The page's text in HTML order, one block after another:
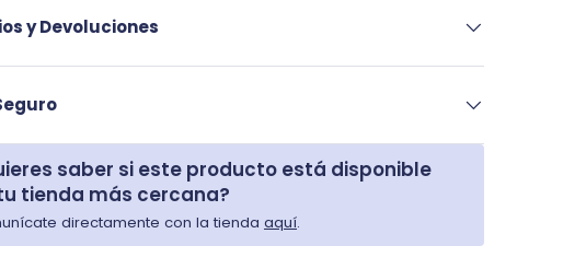
y Devoluciones
saber si este producto está disponible
tienda más cercana?
directamente con la tienda aquí.